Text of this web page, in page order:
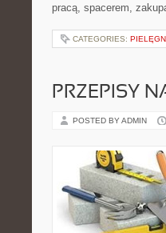
pracą, spacerem,
CATEGORIES:
PRZEPISY
POSTED BY ADMIN